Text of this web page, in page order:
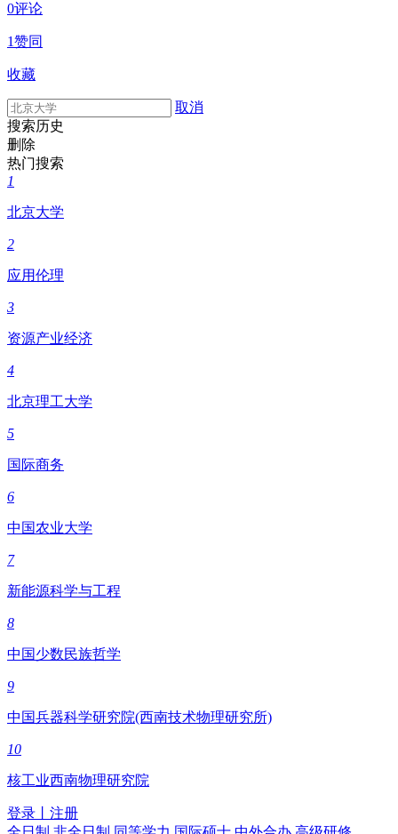
0评论
1赞同
收藏
取消
搜索历史
删除
热门搜索
1
北京大学
2
应用伦理
3
资源产业经济
4
北京理工大学
5
国际商务
6
中国农业大学
7
新能源科学与工程
8
中国少数民族哲学
9
中国兵器科学研究院(西南技术物理研究所)
10
核工业西南物理研究院
登录
注册